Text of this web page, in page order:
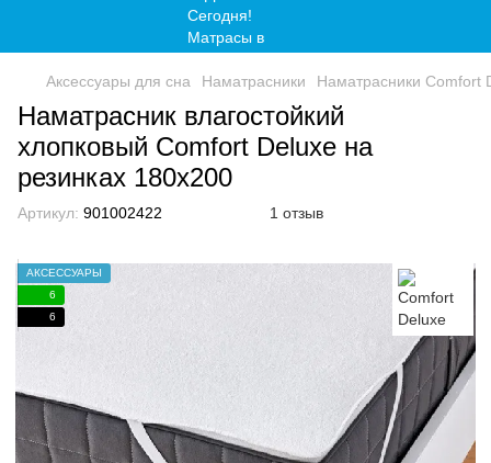
Аксессуары для сна Наматрасники Наматрасники Comfort
Наматрасник влагостойкий
хлопковый Comfort Deluxe на
резинках 180x200
Артикул: 901002422 1 отзыв
АКСЕССУАРЫ
6
6